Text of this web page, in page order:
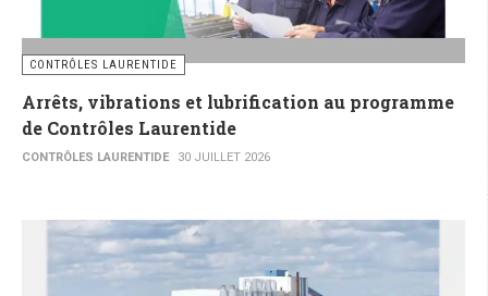
CONTRÔLES LAURENTIDE
Arrêts, vibrations et lubrification au programme
de Contrôles Laurentide
CONTRÔLES LAURENTIDE 30 JUILLET 2026